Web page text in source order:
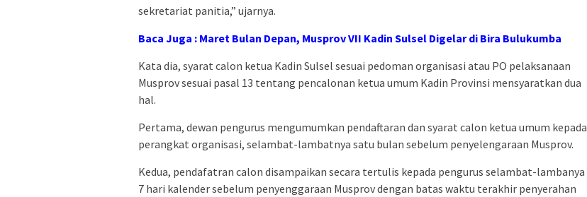
sekretariat panitia,” ujarnya.
Baca Juga : Maret Bulan Depan, Musprov VII Kadin Sulsel Digelar di Bira Bulukumba
Kata dia, syarat calon ketua Kadin Sulsel sesuai pedoman organisasi atau PO pelaksanaan
Musprov sesuai pasal 13 tentang pencalonan ketua umum Kadin Provinsi mensyaratkan dua
hal.
Pertama, dewan pengurus mengumumkan pendaftaran dan syarat calon ketua umum kepada
perangkat organisasi, selambat-lambatnya satu bulan sebelum penyelengaraan Musprov.
Kedua, pendafatran calon disampaikan secara tertulis kepada pengurus selambat-lambanya
7 hari kalender sebelum penyenggaraan Musprov dengan batas waktu terakhir penyerahan